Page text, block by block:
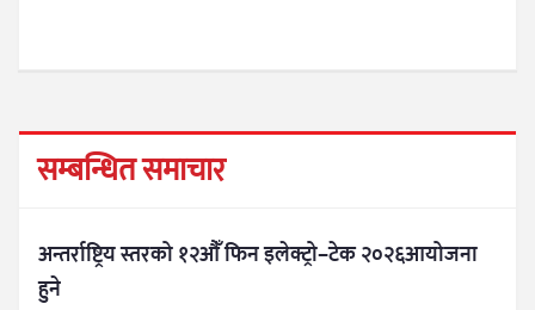
सम्बन्धित समाचार
अन्तर्राष्ट्रिय स्तरको १२औँ फिन इलेक्ट्रो–टेक २०२६आयोजना
हुने